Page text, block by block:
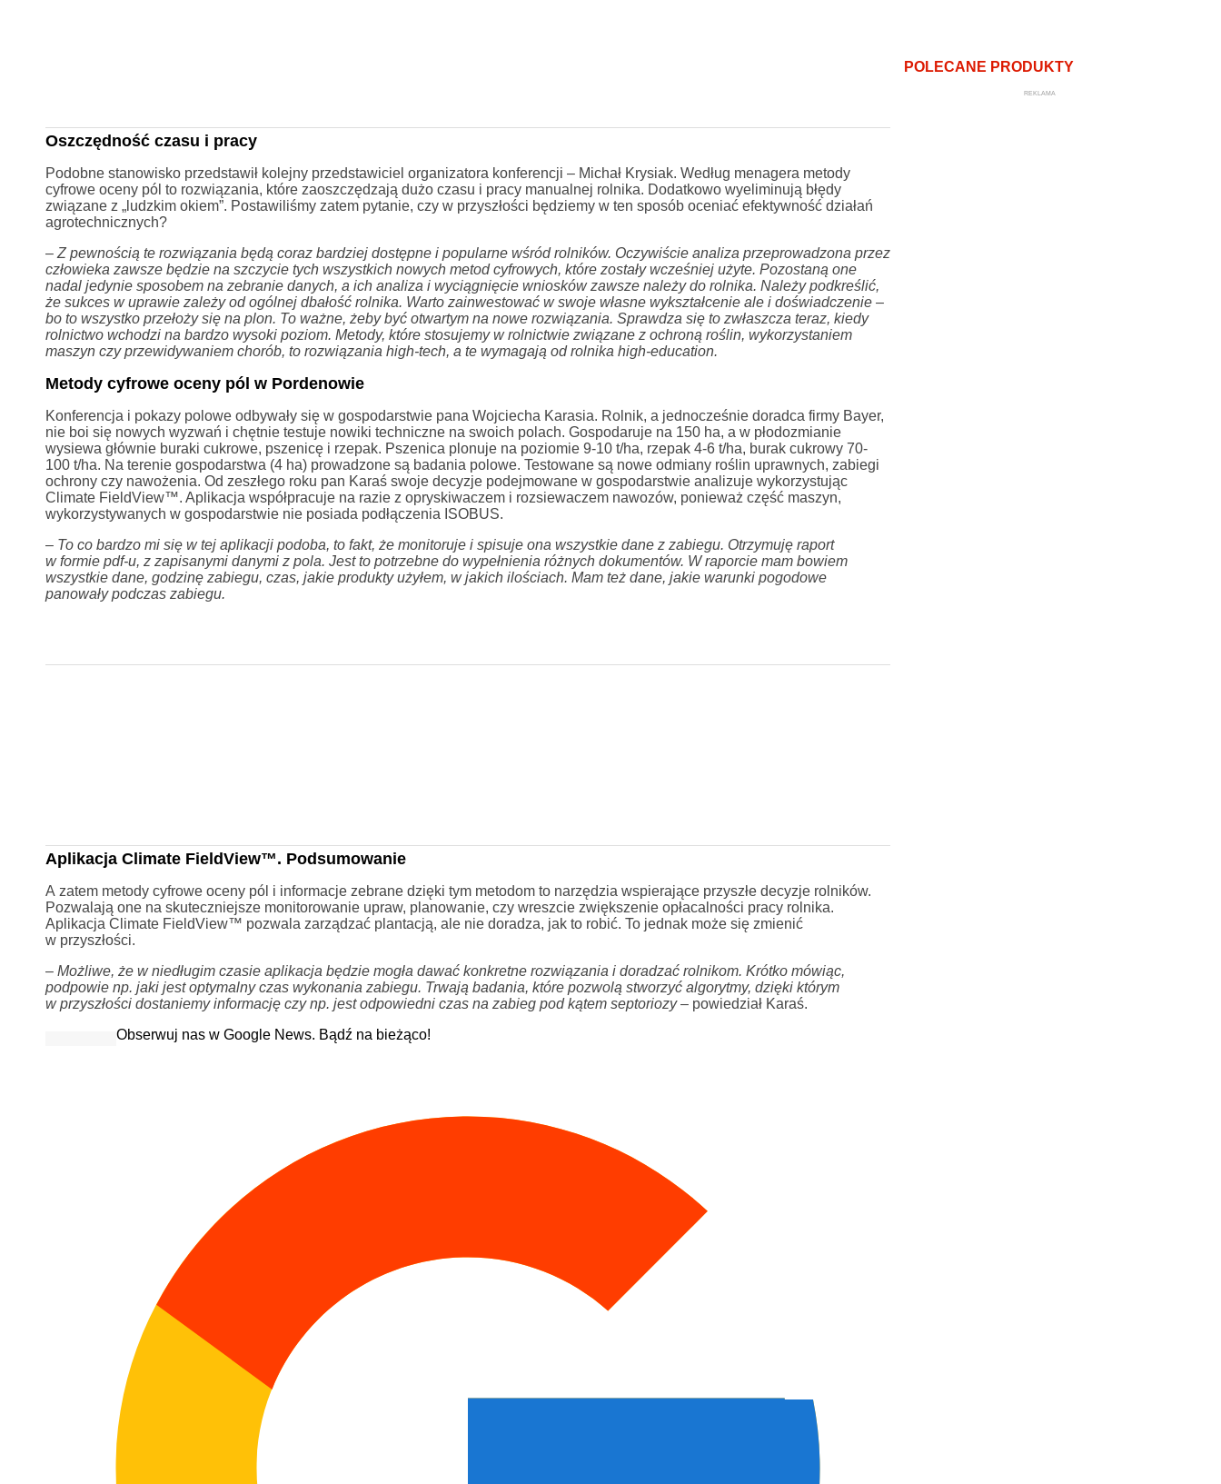
Oszczędność czasu i pracy
Podobne stanowisko przedstawił kolejny przedstawiciel organizatora konferencji – Michał Krysiak. Według menagera metody
cyfrowe oceny pól to rozwiązania, które zaoszczędzają dużo czasu i pracy manualnej rolnika. Dodatkowo wyeliminują błędy
związane z „ludzkim okiem”. Postawiliśmy zatem pytanie, czy w przyszłości będziemy w ten sposób oceniać efektywność działań
agrotechnicznych?
– Z pewnością te rozwiązania będą coraz bardziej dostępne i popularne wśród rolników. Oczywiście analiza przeprowadzona przez
człowieka zawsze będzie na szczycie tych wszystkich nowych metod cyfrowych, które zostały wcześniej użyte. Pozostaną one
nadal jedynie sposobem na zebranie danych, a ich analiza i wyciągnięcie wniosków zawsze należy do rolnika. Należy podkreślić,
że sukces w uprawie zależy od ogólnej dbałość rolnika. Warto zainwestować w swoje własne wykształcenie ale i doświadczenie–
bo to wszystko przełoży się na plon. To ważne, żeby być otwartym na nowe rozwiązania. Sprawdza się to zwłaszcza teraz, kiedy
rolnictwo wchodzi na bardzo wysoki poziom. Metody, które stosujemy w rolnictwie związane z ochroną roślin, wykorzystaniem
maszyn czy przewidywaniem chorób, to rozwiązania high-tech, a te wymagają od rolnika high-education.
Metody cyfrowe oceny pól w Pordenowie
Konferencja i pokazy polowe odbywały się w gospodarstwie pana Wojciecha Karasia. Rolnik, a jednocześnie doradca firmy Bayer,
nie boi się nowych wyzwań i chętnie testuje nowiki techniczne na swoich polach. Gospodaruje na 150 ha, a w płodozmianie
wysiewa głównie buraki cukrowe, pszenicę i rzepak. Pszenica plonuje na poziomie 9-10 t/ha, rzepak 4-6 t/ha, burak cukrowy 70-
100 t/ha. Na terenie gospodarstwa (4 ha) prowadzone są badania polowe. Testowane są nowe odmiany roślin uprawnych, zabiegi
ochrony czy nawożenia. Od zeszłego roku pan Karaś swoje decyzje podejmowane w gospodarstwie analizuje wykorzystując
Climate FieldView™. Aplikacja współpracuje na razie z opryskiwaczem i rozsiewaczem nawozów, ponieważ część maszyn,
wykorzystywanych w gospodarstwie nie posiada podłączenia ISOBUS.
– To co bardzo mi się w tej aplikacji podoba, to fakt, że monitoruje i spisuje ona wszystkie dane z zabiegu. Otrzymuję raport
w formie pdf-u, z zapisanymi danymi z pola. Jest to potrzebne do wypełnienia różnych dokumentów. W raporcie mam bowiem
wszystkie dane, godzinę zabiegu, czas, jakie produkty użyłem, w jakich ilościach. Mam też dane, jakie warunki pogodowe
panowały podczas zabiegu.
Aplikacja Climate FieldView™. Podsumowanie
A zatem metody cyfrowe oceny pól i informacje zebrane dzięki tym metodom to narzędzia wspierające przyszłe decyzje rolników.
Pozwalają one na skuteczniejsze monitorowanie upraw, planowanie, czy wreszcie zwiększenie opłacalności pracy rolnika.
Aplikacja Climate FieldView™ pozwala zarządzać plantacją, ale nie doradza, jak to robić. To jednak może się zmienić
w przyszłości.
– Możliwe, że w niedługim czasie aplikacja będzie mogła dawać konkretne rozwiązania i doradzać rolnikom. Krótko mówiąc,
podpowie np. jaki jest optymalny czas wykonania zabiegu. Trwają badania, które pozwolą stworzyć algorytmy, dzięki którym
w przyszłości dostaniemy informację czy np. jestodpowiedni czas na zabieg pod kątem septoriozy– powiedział Karaś.
Obserwuj nas w Google News. Bądź na bieżąco!
POLECANE PRODUKTY
REKLAMA